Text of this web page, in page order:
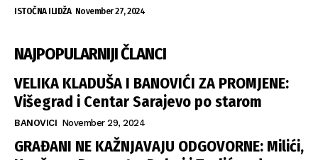
ISTOČNA ILIDŽA November 27, 2024
NAJPOPULARNIJI ČLANCI
VELIKA KLADUŠA I BANOVIĆI ZA PROMJENE:
Višegrad i Centar Sarajevo po starom
BANOVICI November 29, 2024
GRAĐANI NE KAŽNJAVAJU ODGOVORNE: Milići,